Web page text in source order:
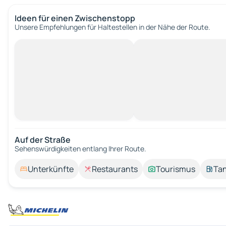
Ideen für einen Zwischenstopp
Unsere Empfehlungen für Haltestellen in der Nähe der Route.
Auf der Straße
Sehenswürdigkeiten entlang Ihrer Route.
Unterkünfte Restaurants Tourismus